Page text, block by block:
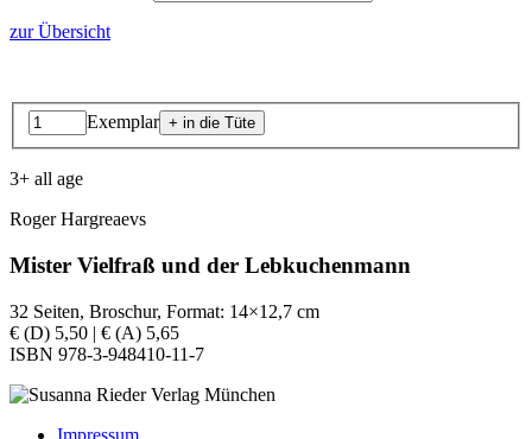
zur Übersicht
Exemplar
3+ all age
Roger Hargreaevs
Mister Vielfraß und der Lebkuchenmann
32 Seiten, Broschur, Format: 14×12,7 cm
€ (D) 5,50 | € (A) 5,65
ISBN 978-3-948410-11-7
Impressum